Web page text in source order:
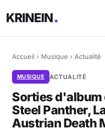
KRINEIN
Accueil › Musique › Actualité
MUSIQUE ACTUALITÉ
Sorties d'album
Steel Panther,
Austrian Death